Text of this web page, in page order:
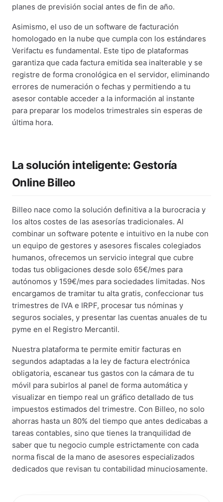
planes de previsión social antes de fin de año.
Asimismo, el uso de un software de facturación
homologado en la nube que cumpla con los estándares
Verifactu es fundamental. Este tipo de plataformas
garantiza que cada factura emitida sea inalterable y se
registre de forma cronológica en el servidor, eliminando
errores de numeración o fechas y permitiendo a tu
asesor contable acceder a la información al instante
para preparar los modelos trimestrales sin esperas de
última hora.
La solución inteligente: Gestoría
Online Billeo
Billeo nace como la solución definitiva a la burocracia y
los altos costes de las asesorías tradicionales. Al
combinar un software potente e intuitivo en la nube con
un equipo de gestores y asesores fiscales colegiados
humanos, ofrecemos un servicio integral que cubre
todas tus obligaciones desde solo 65€/mes para
autónomos y 159€/mes para sociedades limitadas. Nos
encargamos de tramitar tu alta gratis, confeccionar tus
trimestres de IVA e IRPF, procesar tus nóminas y
seguros sociales, y presentar las cuentas anuales de tu
pyme en el Registro Mercantil.
Nuestra plataforma te permite emitir facturas en
segundos adaptadas a la ley de factura electrónica
obligatoria, escanear tus gastos con la cámara de tu
móvil para subirlos al panel de forma automática y
visualizar en tiempo real un gráfico detallado de tus
impuestos estimados del trimestre. Con Billeo, no solo
ahorras hasta un 80% del tiempo que antes dedicabas a
tareas contables, sino que tienes la tranquilidad de
saber que tu negocio cumple estrictamente con cada
norma fiscal de la mano de asesores especializados
dedicados que revisan tu contabilidad minuciosamente.